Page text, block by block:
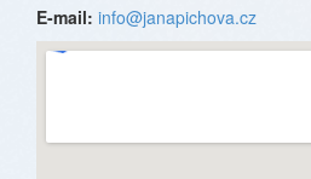
E-mail: info@janapichova.cz